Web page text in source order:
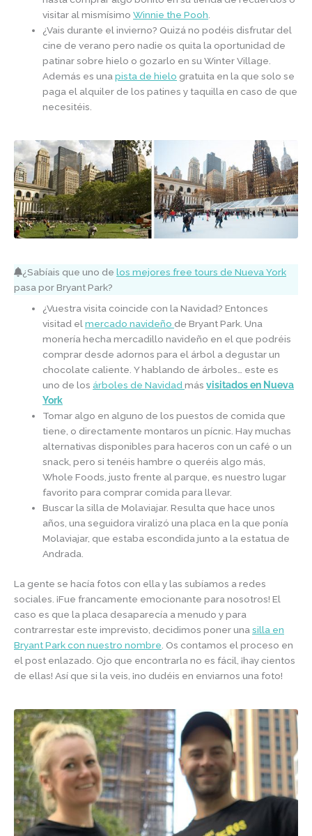
visitar al mismísimoWinnie the Pooh
¿Vais durante el invierno? Quizá no podéis disfrutar del
cine de verano pero nadie os quita la oportunidad de
patinar sobre hielo o gozarlo en su Winter Village.
Además es unapista de hielo gratuita en la que solo se
paga el alquiler de los patines y taquilla en caso de que
necesitéis.
¿Sabíais que uno de los mejores free tours de Nueva York
pasa por Bryant Park?
¿Vuestra visita coincide con la Navidad? Entonces
visitad elmercado navideño de Bryant Park. Una
monería hecha mercadillo navideño en el que podréis
comprar desde adornos para el árbol a degustar un
chocolate caliente. Y hablando de árboles… este es
uno de los árboles de Navidadmásvisitados en Nueva
York
Tomar algo en alguno de los puestos de comida que
tiene, o directamente montaros un pícnic. Hay muchas
alternativas disponibles para haceros con un café o un
snack, pero si tenéis hambre o queréis algo más,
Whole Foods, justo frente al parque, es nuestro lugar
favorito para comprar comida para llevar.
Buscar la silla de Molaviajar. Resulta que hace unos
años, una seguidora viralizó una placa en la que ponía
Molaviajar, que estaba escondida junto a la estatua de
Andrada.
La gente se hacía fotos con ella y las subíamos a redes
sociales. ¡Fue francamente emocionante para nosotros! El
caso es que la placa desaparecía a menudo y para
contrarrestar este imprevisto, decidimos poner una silla en
Bryant Park con nuestro nombre . Os contamos el proceso en
el post enlazado. Ojo que encontrarla no es fácil, ¡hay cientos
de ellas! Así que si la veis, ¡no dudéis en enviarnos una foto!